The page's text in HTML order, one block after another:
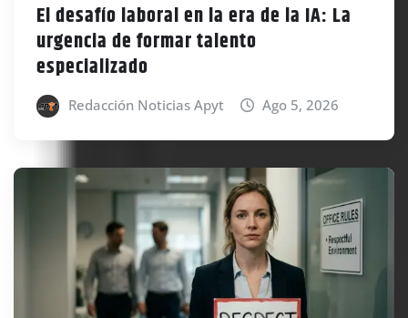
El desafío laboral en la era de la IA: La
urgencia de formar talento
especializado
Redacción Noticias Apyt Ago 5, 2026